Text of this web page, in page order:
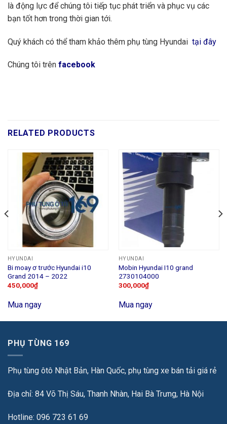
là động lực để chúng tôi tiếp tục phát triển và phục vụ các
bạn tốt hơn trong thời gian tới.
Quý khách có thể tham khảo thêm phụ tùng Hyundai tại đây
Chúng tôi trên facebook
RELATED PRODUCTS
HYUNDAI
Bi moay ơ trước Hyundai i10
Grand 2014 – 2022
450,000₫
Mua ngay
HYUNDAI
Mobin Hyundai I10 grand
2730104000
300,000₫
Mua ngay
PHỤ TÙNG 169
Phụ tùng ôtô Nhật Bản, Hàn Quốc, phụ tùng xe bán tải giá rẻ
Địa chỉ: 84 Võ Thị Sáu, Thanh Nhàn, Hai Bà Trưng, Hà Nội
Hotline: 096 723 61 69